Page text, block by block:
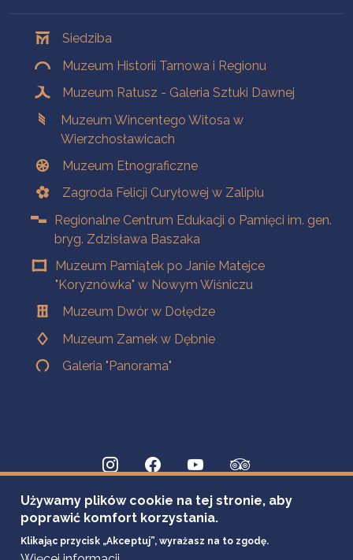
Siedziba
Muzeum Historii Tarnowa i Regionu
Muzeum Ratusz - Galeria Sztuki Dawnej
Muzeum Wincentego Witosa w
Wierzchosławicach
Muzeum Etnograficzne
Zagroda Felicji Curyłowej w Zalipiu
Regionalne Centrum Edukacji o Pamięci im. gen.
bryg. Zdzisława Baszaka
Muzeum Pamiątek po Janie Matejce
"Koryznówka" w Nowym Wiśniczu
Muzeum Dwór w Dołędze
Muzeum Zamek w Dębnie
Galeria "Panorama"
Używamy plików cookie na tej stronie, aby
poprawić komfort korzystania.
Klikając przycisk „Akceptuj”, wyrażasz na to zgodę.